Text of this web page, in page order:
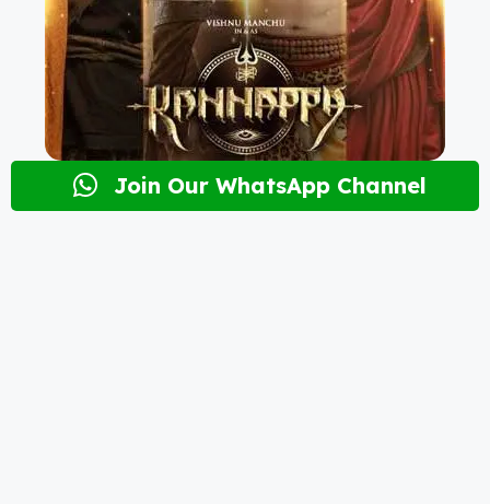
Join Our WhatsApp Channel